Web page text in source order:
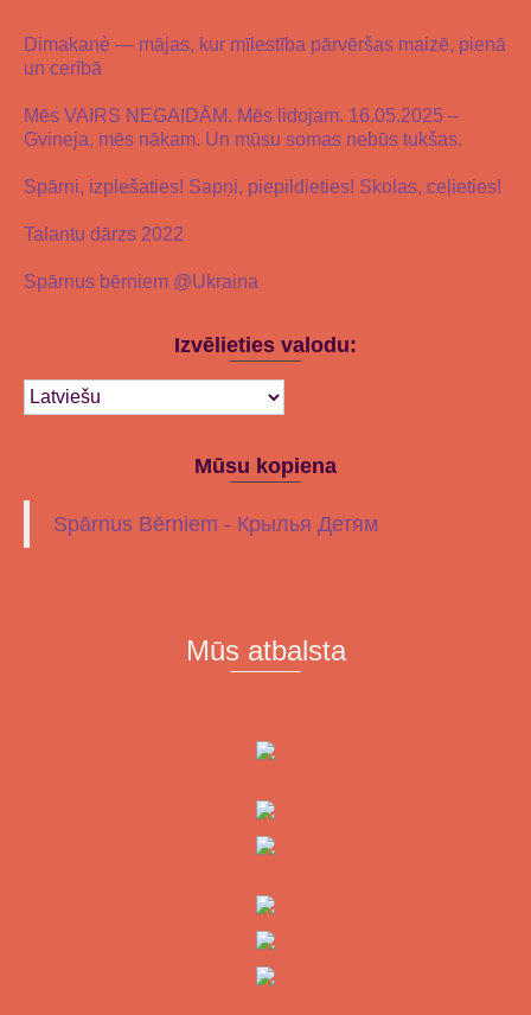
Dimakanè — mājas, kur mīlestība pārvēršas maizē, pienā
un cerībā
Mēs VAIRS NEGAIDĀM. Mēs lidojam. 16.05.2025 –
Gvineja, mēs nākam. Un mūsu somas nebūs tukšas.
Spārni, izplešaties! Sapņi, piepildieties! Skolas, ceļieties!
Talantu dārzs 2022
Spārnus bērniem @Ukraina
Izvēlieties valodu:
Mūsu kopiena
Spārnus Bērniem - Крылья Детям
Mūs atbalsta